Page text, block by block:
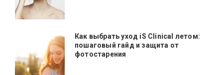
Как выбрать уход iS Clinical летом:
пошаговый гайд и защита от
фотостарения